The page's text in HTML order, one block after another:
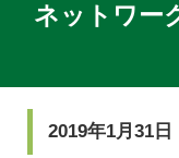
ネットワー
2019年1月31日